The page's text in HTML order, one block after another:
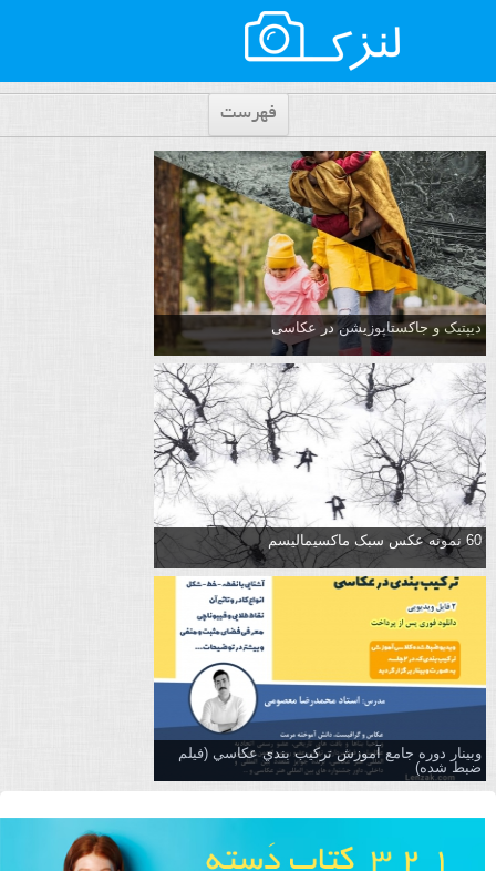
فهرست
دیپتیک و جاکستا‌پوزیشن در عکاسی
60 نمونه عکس سبک ماکسیمالیسم
وبینار دوره جامع آموزش تركيب بندي عكاسي (فیلم
ضبط شده)